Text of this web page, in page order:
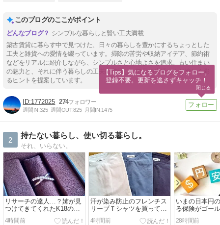
このブログのここがポイント
シンプルな暮らしと賢い工夫満載
築古賃貸に暮らす中で見つけた、日々の暮らしを豊かにするちょっとした
工夫と雑貨への愛情を綴っています。掃除の苦労や収納アイデア、節約術
などをリアルに紹介しながら、シンプルさと心地よさを追求。古い住まい
の魅力と、それに伴う暮らしの工夫に着目し、毎日の生活をより愉しく彩
るヒントを提案しています。
1772025 274
週間IN:325 週間OUT:825 月間IN:1475
2
持たない暮らし、使い切る暮らし。
それ、いらない。
リサーチの達人…？姉が見
つけてきてくれたK18の中
古品が破格です。
4時間前
汗が染み防止のフレンチス
リーブＴシャツを買ってみ
ました（30％オフで）
4時間前
いまの日本円
る保険がゴー
ただそれだけ。
28時間前
【Tips】気になるブログをフォロー。
登録不要。更新を逃さずキャッチ！
閉じる